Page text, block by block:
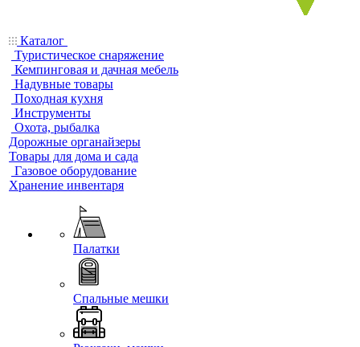
Каталог
Туристическое снаряжение
Кемпинговая и дачная мебель
Надувные товары
Походная кухня
Инструменты
Охота, рыбалка
Дорожные органайзеры
Товары для дома и сада
Газовое оборудование
Хранение инвентаря
Палатки
Спальные мешки